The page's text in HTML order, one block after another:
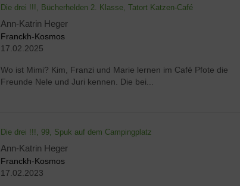
Die drei !!!, Bücherhelden 2. Klasse, Tatort Katzen-Café
Ann-Katrin Heger
Franckh-Kosmos
17.02.2025
Wo ist Mimi? Kim, Franzi und Marie lernen im Café Pfote die
Freunde Nele und Juri kennen. Die bei...
Die drei !!!, 99, Spuk auf dem Campingplatz
Ann-Katrin Heger
Franckh-Kosmos
17.02.2023